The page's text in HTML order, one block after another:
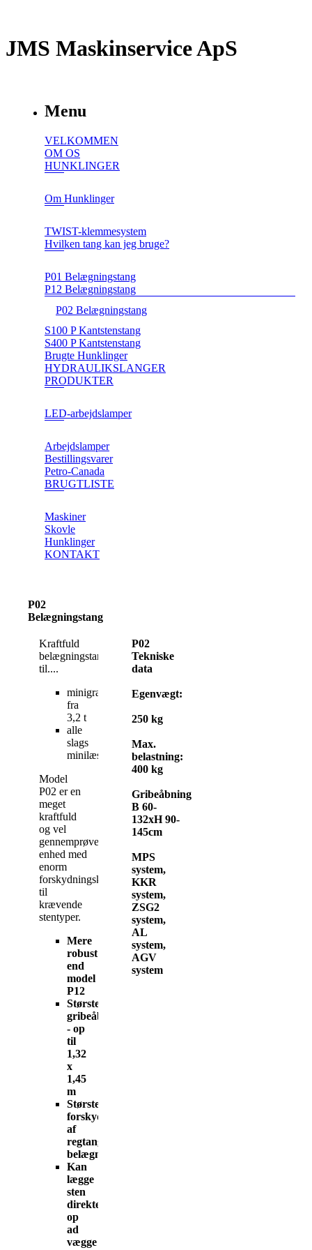
JMS Maskinservice ApS
Menu
VELKOMMEN
OM OS
HUNKLINGER
Om Hunklinger
TWIST-klemmesystem
Hvilken tang kan jeg bruge?
P01 Belægningstang
P12 Belægningstang
P02 Belægningstang
S100 P Kantstenstang
S400 P Kantstenstang
Brugte Hunklinger
HYDRAULIKSLANGER
PRODUKTER
LED-arbejdslamper
Arbejdslamper
Bestillingsvarer
Petro-Canada
BRUGTLISTE
Maskiner
Skovle
Hunklinger
KONTAKT
P02
Belægningstang
Kraftfuld
belægningstang
til....
minigravere
fra
3,2 t
alle
slags
minilæssere
Model
P02 er en
meget
kraftfuld
og vel
gennemprøvet
enhed med
enorm
forskydningskraft
til
krævende
stentyper.
Mere
robust
end
model
P12
Største
gribeåbning
- op
til
1,32
x
1,45
m
Største
forskydningskraft
af
regtangulære
belægningssten
Kan
lægge
sten
direkte
op
ad
vægge
P02
Tekniske
data
Egenvægt:
250 kg
Max.
belastning:
400 kg
Gribeåbning:
B 60-
132xH 90-
145cm
MPS
system,
KKR
system,
ZSG2
system,
AL
system,
AGV
system